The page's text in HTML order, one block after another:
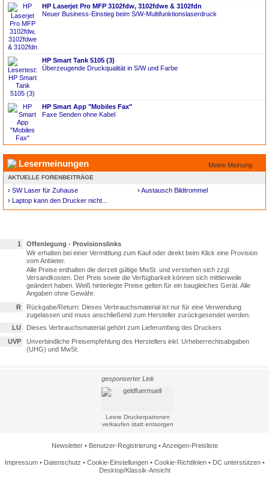
HP Laserjet Pro MFP 3102fdw, 3102fdwe & 3102fdn
Neuer Business-Einstieg beim S/W-Multifunktionslaserdruck
HP Smart Tank 5105 (3)
Überzeugende Druckqualität in S/W und Farbe
HP Smart App "Mobiles Fax"
Faxe Senden ohne Kabel
Lesermeinungen Meine Meinung
AKTUELLE FORENBEITRÄGE
› SW Laser für Zuhause
›
Laptop kann den Drucker nicht...
›Austausch Bildtrommel
1
Offenlegung - Provisionslinks
Wir erhalten bei einer Vermittlung zum Kauf oder direkt beim Klick eine Provision
vom Anbieter.
Alle Preise enthalten die derzeit gültige MwSt. und verstehen sich zzgl.
Versandkosten. Der Preis sowie die Verfügbarkeit können sich mittlerweile
geändert haben. Weiß hinterlegte Preise gelten für ein baugleiches Gerät. Alle
Angaben ohne Gewähr.
R
Rückgabe/Return: Dieses Verbrauchsmaterial ist nur für eine Verwendung
zugelassen und muss anschließend zum Hersteller zurückgesendet werden.
LU
Dieses Verbrauchsmaterial gehört zum Lieferumfang des Druckers
UVP
Unverbindliche Preisempfehlung des Herstellers inkl. Urheberrechtsabgaben
(UHG) und MwSt.
gesponserter Link
Leere Druckerpatronen
verkaufen statt entsorgen
Newsletter• Benutzer-Registrierung•Anzeigen-Preisliste
Impressum• Datenschutz • Cookie-Einstellungen• Cookie-Richtlinien• DC unterstützen•
Desktop/Klassik-Ansicht